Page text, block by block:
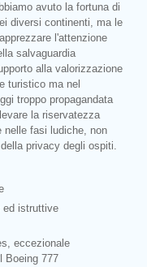
avuto la fortuna di
diversi continenti, ma le
l'attenzione
salvaguardia
alla valorizzazione
turistico ma nel
troppo propagandata
la riservatezza
nelle fasi ludiche, non
privacy degli ospiti.
ed istruttive
eccezionale
Boeing 777